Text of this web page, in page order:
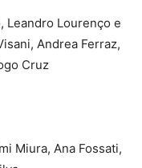
Leandro Lourenço e
Andrea Ferraz,
Cruz
Miura, Ana Fossati,